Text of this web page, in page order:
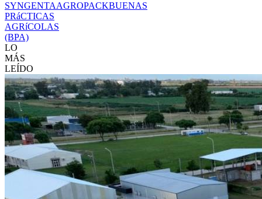
SYNGENTAAGROPACKBUENAS
PRáCTICAS
AGRíCOLAS
(BPA)
LO
MÁS
LEÍDO